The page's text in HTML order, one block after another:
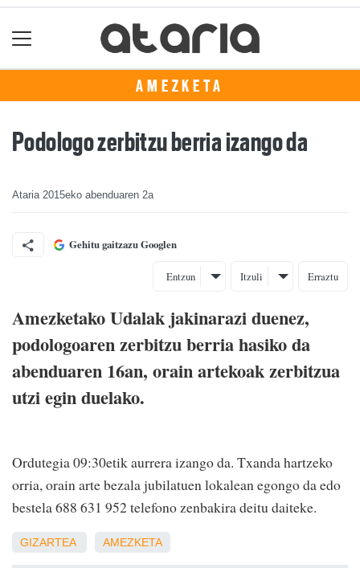
AMEZKETA
Podologo zerbitzu berria izango da
Ataria 2015eko abenduaren 2a
Gehitu gaitzazu Googlen
Entzun Itzuli Erraztu
Amezketako Udalak jakinarazi duenez,
podologoaren zerbitzu berria hasiko da
abenduaren 16an, orain artekoak zerbitzua
utzi egin duelako.
Ordutegia 09:30etik aurrera izango da. Txanda hartzeko
orria, orain arte bezala jubilatuen lokalean egongo da edo
bestela 688 631 952 telefono zenbakira deitu daiteke.
GIZARTEA AMEZKETA